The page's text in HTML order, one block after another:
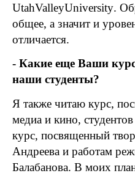
UtahValleyUniversity.
общее, а значит и
отличается.
- Какие еще Ваши
наши студенты?
Я также читаю курс,
медиа и кино,
курс, посвященный
Андреева и работам
Балабанова. В моих